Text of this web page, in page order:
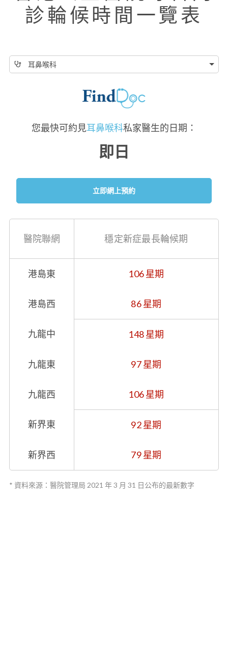
診輪候時間一覽表
耳鼻喉科
醫院聯網 穩定新症最長輪候期
港島東 106 星期
港島西 86 星期
九龍中 148 星期
九龍東 97 星期
九龍西 106 星期
新界東 92 星期
新界西 79 星期
您最快可約見耳鼻喉科私家醫生的日期：
即日
立即網上預約
* 資料來源：醫院管理局 2021 年 3 月 31 日公布的最新數字